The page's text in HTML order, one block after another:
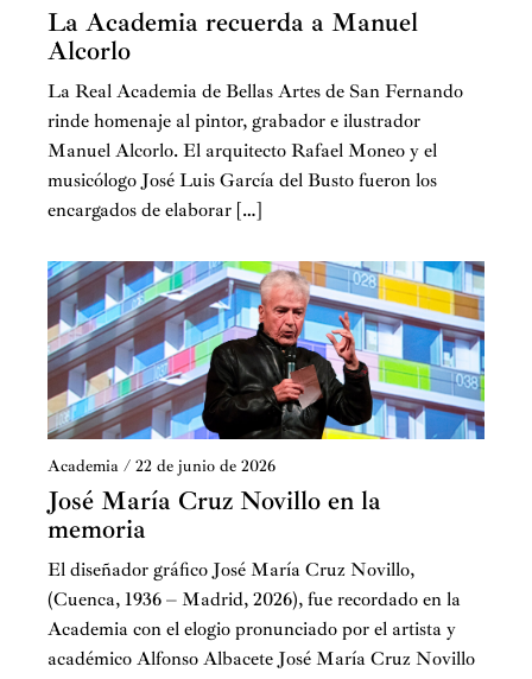
La Academia recuerda a Manuel
Alcorlo
La Real Academia de Bellas Artes de San Fernando
rinde homenaje al pintor, grabador e ilustrador
Manuel Alcorlo. El arquitecto Rafael Moneo y el
musicólogo José Luis García del Busto fueron los
encargados de elaborar […]
Academia / 22 de junio de 2026
José María Cruz Novillo en la
memoria
El diseñador gráfico José María Cruz Novillo,
(Cuenca, 1936 – Madrid, 2026), fue recordado en la
Academia con el elogio pronunciado por el artista y
académico Alfonso Albacete José María Cruz Novillo